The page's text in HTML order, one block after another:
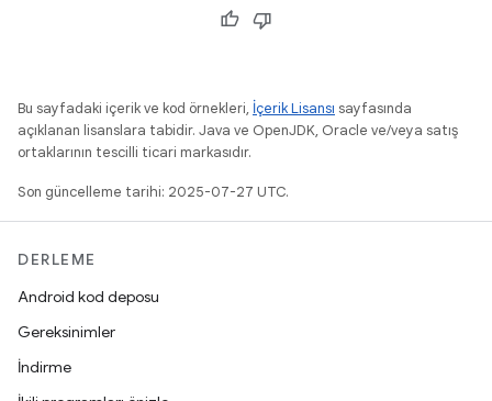
Bu sayfadaki içerik ve kod örnekleri, İçerik Lisansı sayfasında
açıklanan lisanslara tabidir. Java ve OpenJDK, Oracle ve/veya satış
ortaklarının tescilli ticari markasıdır.
Son güncelleme tarihi: 2025-07-27 UTC.
DERLEME
Android kod deposu
Gereksinimler
İndirme